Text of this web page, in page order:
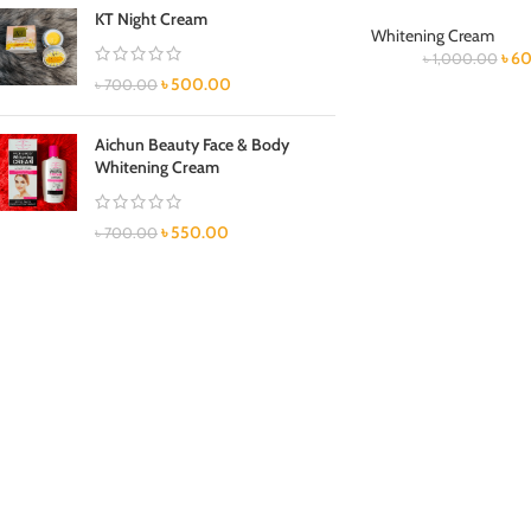
KT Night Cream
৳700.00 ৳500.00
Aichun Beauty Face & Body
Whitening Cream
৳700.00 ৳550.00
Whitening Cream
৳1,000.00 ৳